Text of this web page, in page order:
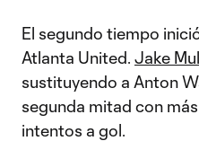
El segundo tiempo
Atlanta United. Jake
sustituyendo a Anton
segunda mitad con
intentos a gol.